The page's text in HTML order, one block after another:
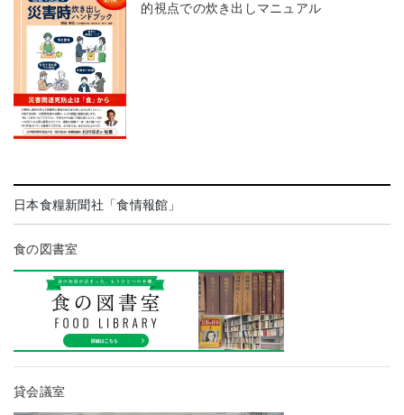
的視点での炊き出しマニュアル
日本食糧新聞社「食情報館」
食の図書室
貸会議室